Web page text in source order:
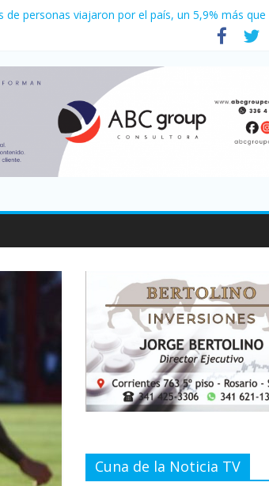
personas viajaron por el país, un 5,9% más que
Cuna de la Noticia TV